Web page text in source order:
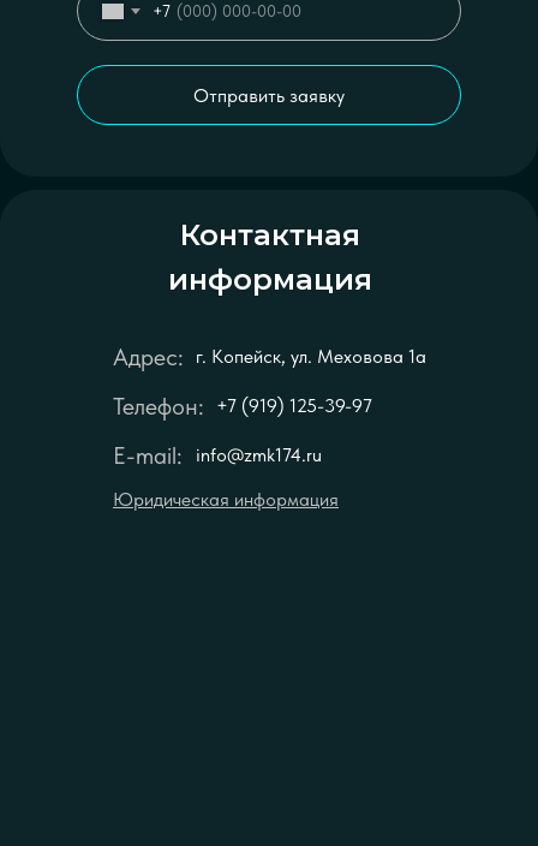
Адрес: г. Копейск, ул. Меховова 1а
Юридическая информация
E-mail: info@zmk174.ru
Телефон: +7 (919) 125-39-97
Контактная
информация
+7
Отправить заявку